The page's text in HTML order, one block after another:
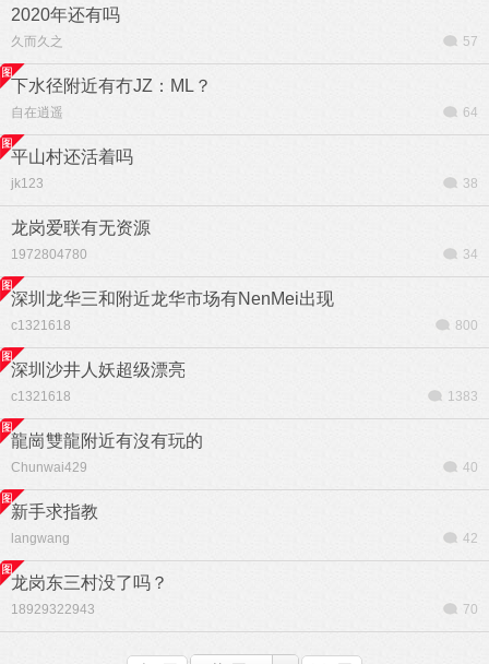
2020年还有吗
久而久之 57
下水径附近有冇JZ：ML？
自在逍遥 64
平山村还活着吗
jk123 38
龙岗爱联有无资源
1972804780 34
深圳龙华三和附近龙华市场有NenMei出现
c1321618 800
深圳沙井人妖超级漂亮
c1321618 1383
龍崗雙龍附近有沒有玩的
Chunwai429 40
新手求指教
langwang 42
龙岗东三村没了吗？
18929322943 70